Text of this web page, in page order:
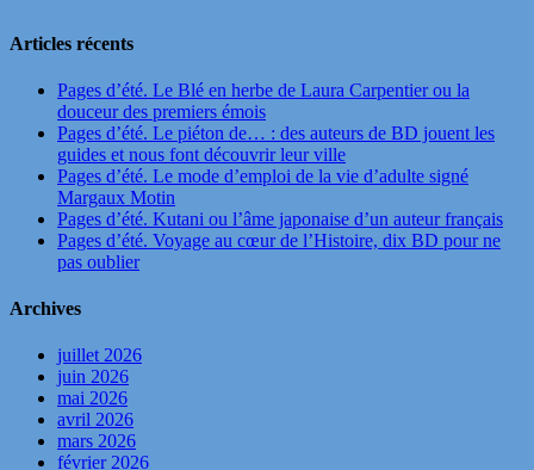
Articles récents
Pages d’été. Le Blé en herbe de Laura Carpentier ou la
douceur des premiers émois
Pages d’été. Le piéton de… : des auteurs de BD jouent les
guides et nous font découvrir leur ville
Pages d’été. Le mode d’emploi de la vie d’adulte signé
Margaux Motin
Pages d’été. Kutani ou l’âme japonaise d’un auteur français
Pages d’été. Voyage au cœur de l’Histoire, dix BD pour ne
pas oublier
Archives
juillet 2026
juin 2026
mai 2026
avril 2026
mars 2026
février 2026